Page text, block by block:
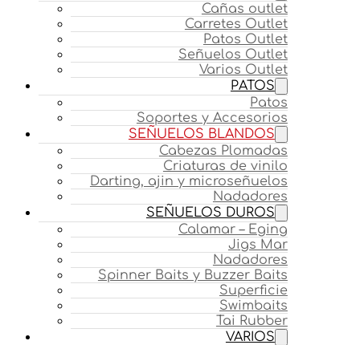
Cañas outlet
Carretes Outlet
Patos Outlet
Señuelos Outlet
Varios Outlet
PATOS
Patos
Soportes y Accesorios
SEÑUELOS BLANDOS
Cabezas Plomadas
Criaturas de vinilo
Darting, ajin y microseñuelos
Nadadores
SEÑUELOS DUROS
Calamar – Eging
Jigs Mar
Nadadores
Spinner Baits y Buzzer Baits
Superficie
Swimbaits
Tai Rubber
VARIOS